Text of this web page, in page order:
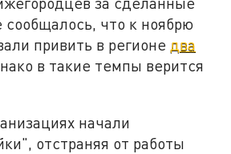
сообщалось, что к ноябрю
привить в регионе два
в такие темпы верится
начали
отстраняя от работы